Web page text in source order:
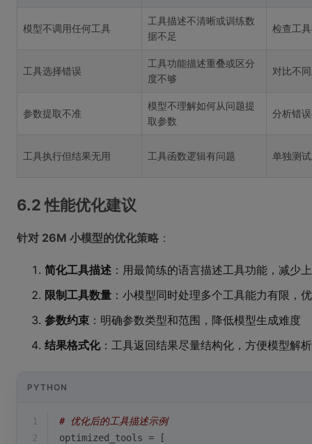
模型不调用任何工具
工具描述不清晰或训练数
据不足
检查工
工具选择错误
工具功能描述重叠或区分
度不够
对比不
参数提取不准
模型不理解如何从问题提
取参数
分析错
工具执行但结果无用 工具函数逻辑有问题 单独测
6.2 性能优化建议
针对 26M 小模型的优化策略 ：
简化工具描述 ：用最简练的语言描述工具功能，减少
限制工具数量 ：小模型同时处理多个工具能力有限，
参数约束 ：明确参数类型和范围，降低模型生成难度
结果格式化：工具返回结果尽量结构化，方便模型解析
PYTHON
1
# 优化后的工具描述示例
2
optimized_tools = [